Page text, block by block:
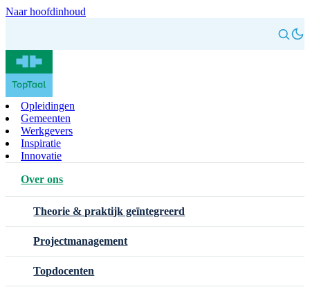
Naar hoofdinhoud
Opleidingen
Gemeenten
Werkgevers
Inspiratie
Innovatie
Over ons
Theorie & praktijk geïntegreerd
Projectmanagement
Topdocenten